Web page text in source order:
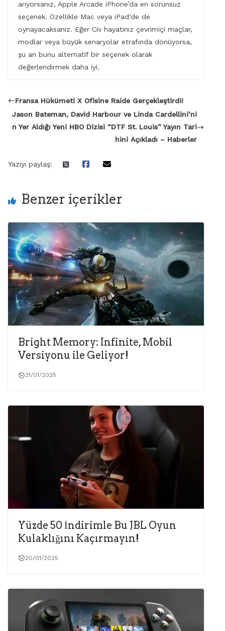
arıyorsanız, Apple Arcade iPhone’da en sorunsuz
seçenek. Özellikle Mac veya iPad’de de
oynayacaksanız. Eğer Civ hayatınız çevrimiçi maçlar,
modlar veya büyük senaryolar etrafında dönüyorsa,
şu an bunu alternatif bir seçenek olarak
değerlendirmek daha iyi.
Fransa Hükümeti X Ofisine Raide Gerçekleştirdi!
Jason Bateman, David Harbour ve Linda Cardellini’ni
n Yer Aldığı Yeni HBO Dizisi “DTF St. Louis” Yayın Tari
hini Açıkladı – Haberler
Yazıyı paylaş:
Benzer içerikler
Bright Memory: Infinite, Mobil
Versiyonu ile Geliyor!
21/01/2025
Yüzde 50 İndirimle Bu JBL Oyun
Kulaklığını Kaçırmayın!
20/01/2025